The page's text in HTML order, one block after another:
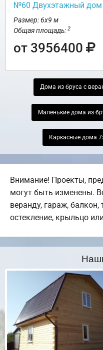
№60 Двухэтажный дом
Размер: 6х9 м
Общая площадь: 2
от 3956400
Дома из бруса с
Маленькие дома из
Каркасные дома
Внимание! Проекты,
могут быть изменены.
веранду, гараж, балкон,
остекление, крыльцо